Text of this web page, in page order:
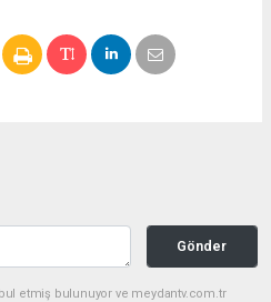
Gönder
etmiş bulunuyor ve meydantv.com.tr